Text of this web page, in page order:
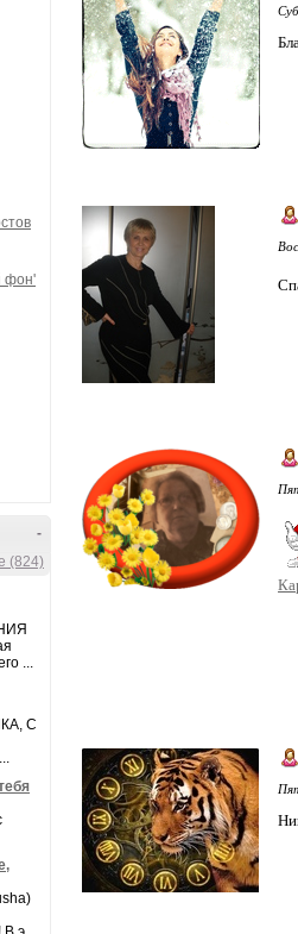
фон'
-
(824)
...
С